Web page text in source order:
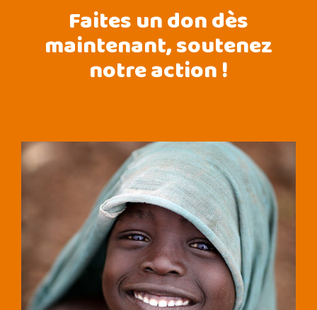
Faites un don dès
maintenant, soutenez
notre action !